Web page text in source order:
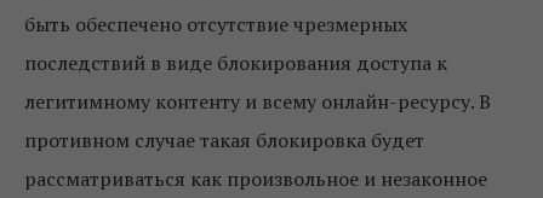
быть обеспечено отсутствие чрезмерных
последствий в виде блокирования доступа к
легитимному контенту и всему онлайн-ресурсу. В
противном случае такая блокировка будет
рассматриваться как произвольное и незаконное